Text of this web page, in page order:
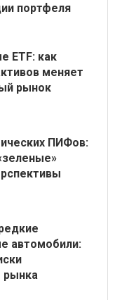
портфеля
ETF: как
меняет
рынок
ПИФов:
автомобили:
рынка